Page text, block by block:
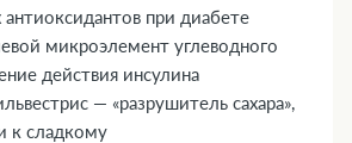
при диабете
микроэлемент углеводного
действия инсулина
— «разрушитель сахара»,
к сладкому